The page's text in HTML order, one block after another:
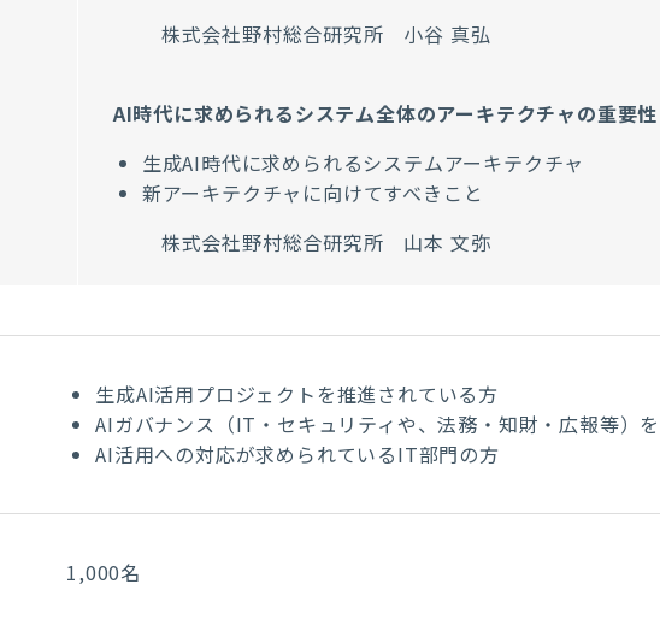
株式会社野村総合研究所 小谷 真弘
AI時代に求められるシステム全体のアーキテクチャの重要性
生成AI時代に求められるシステムアーキテクチャ
新アーキテクチャに向けてすべきこと
株式会社野村総合研究所 山本 文弥
生成AI活用プロジェクトを推進されている方
AIガバナンス（IT・セキュリティや、法務・知財・広報等）
AI活用への対応が求められているIT部門の方
1,000名